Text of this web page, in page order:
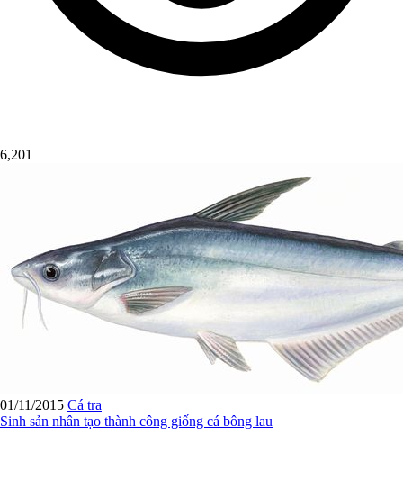
6,201
01/11/2015 Cá tra
Sinh sản nhân tạo thành công giống cá bông lau